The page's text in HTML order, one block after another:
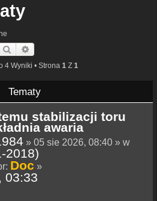
Szukaj
4 Wyniki • Strona 1 Z 1
Tematy
stabilizacji toru
awaria
» 05 sie 2026, 08:40 » w
2018)
Doc »
03:33